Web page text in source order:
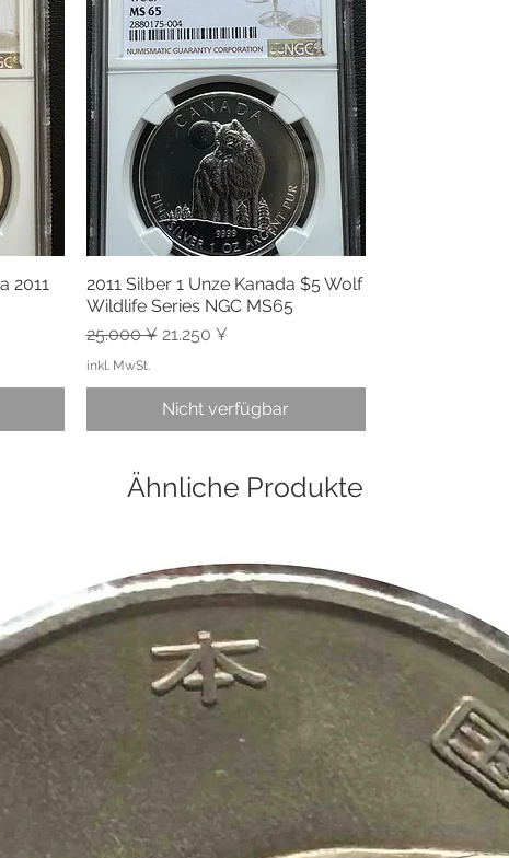
2011
Schnellansicht
2011 Silber 1 Unze Kanada $5 Wolf
Wildlife Series NGC MS65
Standardpreis
25.000 ¥ Sale-Preis
21.250 ¥
inkl. MwSt.
Nicht verfügbar
Ähnliche Produkte